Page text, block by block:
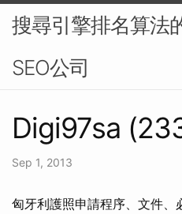
搜尋引擎排名算法
SEO公司
Digi97sa
Sep 1, 2013
匈牙利護照申請程序、文件